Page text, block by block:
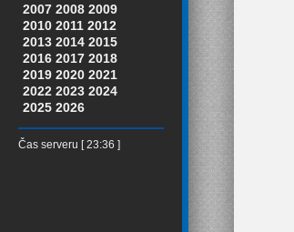
2007 2008 2009
2010 2011 2012
2013 2014 2015
2016 2017 2018
2019 2020 2021
2022 2023 2024
2025 2026
Čas serveru [ 23:36 ]